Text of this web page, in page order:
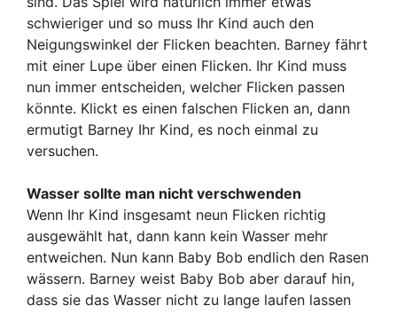
schwieriger und so muss Ihr Kind auch den
Neigungswinkel der Flicken beachten. Barney fährt
mit einer Lupe über einen Flicken. Ihr Kind muss
nun immer entscheiden, welcher Flicken passen
könnte. Klickt es einen falschen Flicken an, dann
ermutigt Barney Ihr Kind, es noch einmal zu
versuchen.
Wasser sollte man nicht verschwenden
Wenn Ihr Kind insgesamt neun Flicken richtig
ausgewählt hat, dann kann kein Wasser mehr
entweichen. Nun kann Baby Bob endlich den Rasen
wässern. Barney weist Baby Bob aber darauf hin,
dass sie das Wasser nicht zu lange laufen lassen